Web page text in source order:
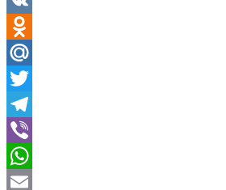
VK
Odnoklassniki
Mail.Ru
Twitter
Telegram
Viber
WhatsApp